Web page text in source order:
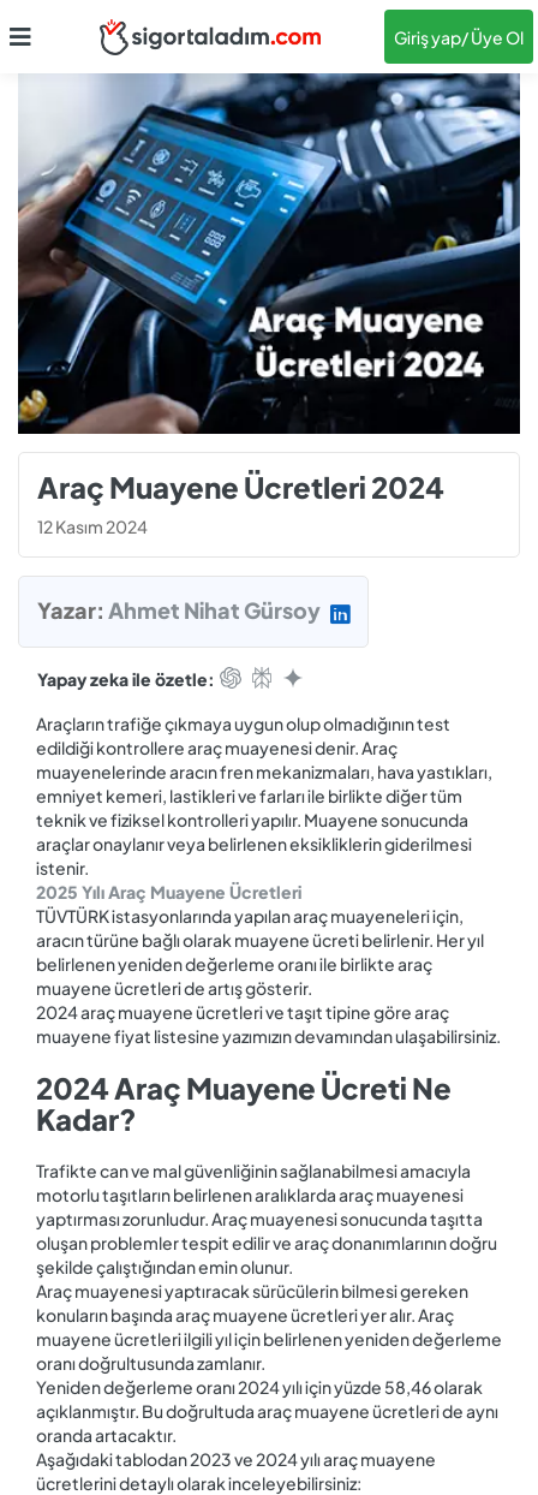
Giriş yap/ Üye Ol
Araç Muayene Ücretleri 2024
12 Kasım 2024
Yazar: Ahmet Nihat Gürsoy
Yapay zeka ile özetle:
Araçların trafiğe çıkmaya uygun olup olmadığının test
edildiği kontrollere araç muayenesi denir. Araç
muayenelerinde aracın fren mekanizmaları, hava yastıkları,
emniyet kemeri, lastikleri ve farları ile birlikte diğer tüm
teknik ve fiziksel kontrolleri yapılır. Muayene sonucunda
araçlar onaylanır veya belirlenen eksikliklerin giderilmesi
istenir.
2025 Yılı Araç Muayene Ücretleri
TÜVTÜRK istasyonlarında yapılan araç muayeneleri için,
aracın türüne bağlı olarak muayene ücreti belirlenir. Her yıl
belirlenen yeniden değerleme oranı ile birlikte araç
muayene ücretleri de artış gösterir.
2024 araç muayene ücretleri ve taşıt tipine göre araç
muayene fiyat listesine yazımızın devamından ulaşabilirsiniz.
2024 Araç Muayene Ücreti Ne
Kadar?
Trafikte can ve mal güvenliğinin sağlanabilmesi amacıyla
motorlu taşıtların belirlenen aralıklarda araç muayenesi
yaptırması zorunludur. Araç muayenesi sonucunda taşıtta
oluşan problemler tespit edilir ve araç donanımlarının doğru
şekilde çalıştığından emin olunur.
Araç muayenesi yaptıracak sürücülerin bilmesi gereken
konuların başında araç muayene ücretleri yer alır. Araç
muayene ücretleri ilgili yıl için belirlenen yeniden değerleme
oranı doğrultusunda zamlanır.
Yeniden değerleme oranı 2024 yılı için yüzde 58,46 olarak
açıklanmıştır. Bu doğrultuda araç muayene ücretleri de aynı
oranda artacaktır.
Aşağıdaki tablodan 2023 ve 2024 yılı araç muayene
ücretlerini detaylı olarak inceleyebilirsiniz: